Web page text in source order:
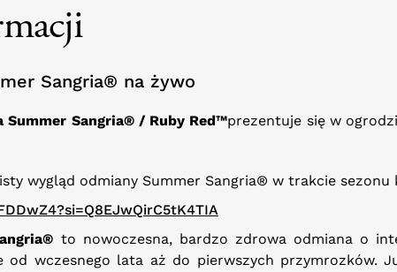
Sangria® na żywo
Summer Sangria® / Ruby Red™prezentuje się w
wygląd odmiany Summer Sangria® w trakcie sezonu
to nowoczesna, bardzo zdrowa odmiana o
od wczesnego lata aż do pierwszych przymrozków.